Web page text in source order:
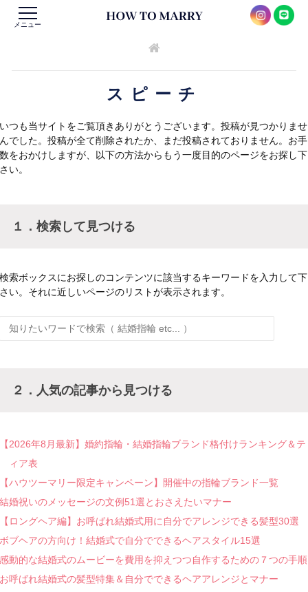
メニュー
スピーチ
いつも当サイトをご覧頂きありがとうございます。投稿が見つかりませ
んでした。投稿が全て削除されたか、まだ投稿されておりません。お手
数をおかけしますが、以下の方法からもう一度目的のページをお探し下
さい。
１．検索して見つける
検索ボックスにお探しのコンテンツに該当するキーワードを入力して下
さい。それに近しいページのリストが表示されます。
２．人気の記事から見つける
【2026年8月最新】婚約指輪・結婚指輪ブランド格付けランキング＆テ
ィア表
【ハウツーマリー限定キャンペーン】開催中の指輪ブランド一覧
結婚祝いのメッセージの文例51選とおさえたいマナー
【ロングヘア編】お呼ばれ結婚式用に自分でアレンジできる髪型30選
ボブヘアの方向け！結婚式で自分でできるヘアスタイル15選
感動的な結婚式のムービーを費用を抑えつつ自作するための７つの手順
お呼ばれ結婚式の髪型特集＆自分でできるヘアアレンジとマナー